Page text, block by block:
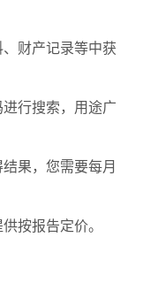
财产记录等中获
行搜索，用途广
果，您需要每月
按报告定价。